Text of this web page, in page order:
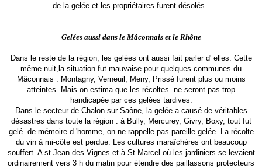
de la gelée et les propriétaires furent désolés.
Gelées aussi dans le Mâconnais et le Rhône
Dans le reste de la région, les gelées ont aussi fait parler d' elles. Cette
même nuit,la situation fut mauvaise pour quelques communes du
Mâconnais : Montagny, Verneuil, Meny, Prissé furent plus ou moins
atteintes. Mais on estima que les récoltes ne seront pas trop
handicapée par ces gelées tardives.
Dans le secteur de Chalon sur Saône, la gelée a causé de véritables
désastres dans toute la région : à Bully, Mercurey, Givry, Boxy, tout fut
gelé. de mémoire d 'homme, on ne rappelle pas pareille gelée. La récolte
du vin à mi-côte est perdue. Les cultures maraîchères ont beaucoup
souffert. A st Jean des Vignes et à St Marcel où les jardiniers se levaient
ordinairement vers 3 h du matin pour étendre des paillassons protecteurs